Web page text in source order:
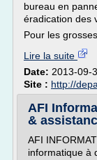
bureau en
éradication des
Pour les
Lire la suite
Date: 2013-09-
Site : http://
AFI
&
AFI
informatique à